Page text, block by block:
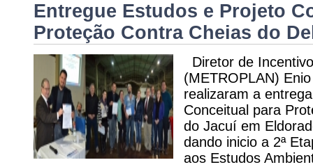
Entregue Estudos e Projeto
Proteção Contra Cheias do
Diretor de
(METROPLAN)
realizaram a
Conceitual para
do Jacuí em
dando inicio a 2ª
aos Estudos